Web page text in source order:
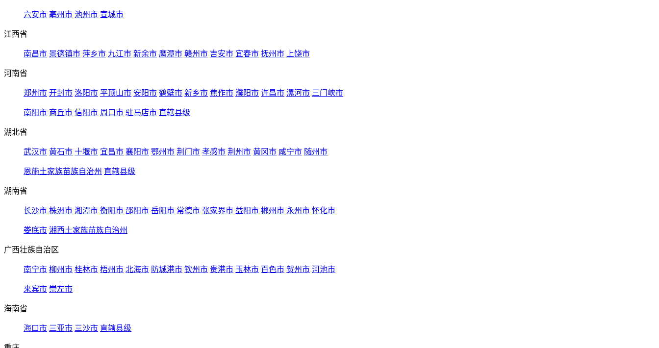
六安市 亳州市 池州市 宣城市
江西省
南昌市 景德镇市 萍乡市 九江市 新余市 鹰潭市 赣州市 吉安市 宜春市 抚州市 上饶市
河南省
郑州市 开封市 洛阳市 平顶山市 安阳市 鹤壁市 新乡市 焦作市 濮阳市 许昌市 漯河市 三门峡市
南阳市 商丘市 信阳市 周口市 驻马店市 直辖县级
湖北省
武汉市 黄石市 十堰市 宜昌市 襄阳市 鄂州市 荆门市 孝感市 荆州市 黄冈市 咸宁市 随州市
恩施土家族苗族自治州 直辖县级
湖南省
长沙市 株洲市 湘潭市 衡阳市 邵阳市 岳阳市 常德市 张家界市 益阳市 郴州市 永州市 怀化市
娄底市 湘西土家族苗族自治州
广西壮族自治区
南宁市 柳州市 桂林市 梧州市 北海市 防城港市 钦州市 贵港市 玉林市 百色市 贺州市 河池市
来宾市 崇左市
海南省
海口市 三亚市 三沙市 直辖县级